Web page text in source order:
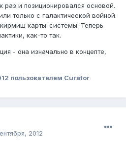
раз и позиционировался основой.
только с галактической войной.
карты-системы. Теперь
как-то так.
- она изначально в концепте,
пользователем Curator
2012